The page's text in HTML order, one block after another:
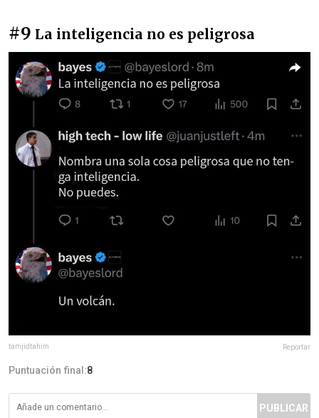
#9 La inteligencia no es peligrosa
tamjidtahim Reportar
Puntuación final:8
PUBLICAR